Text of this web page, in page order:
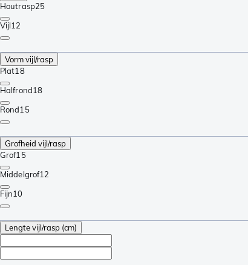
Houtrasp25
Vijl12
Vorm vijl/rasp
Plat18
Halfrond18
Rond15
Grofheid vijl/rasp
Grof15
Middelgrof12
Fijn10
Lengte vijl/rasp (cm)